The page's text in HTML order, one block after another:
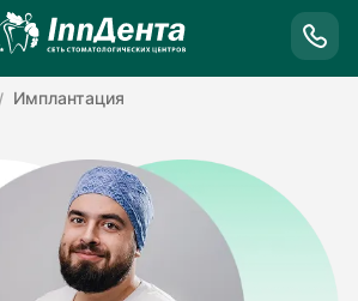
Имплантация